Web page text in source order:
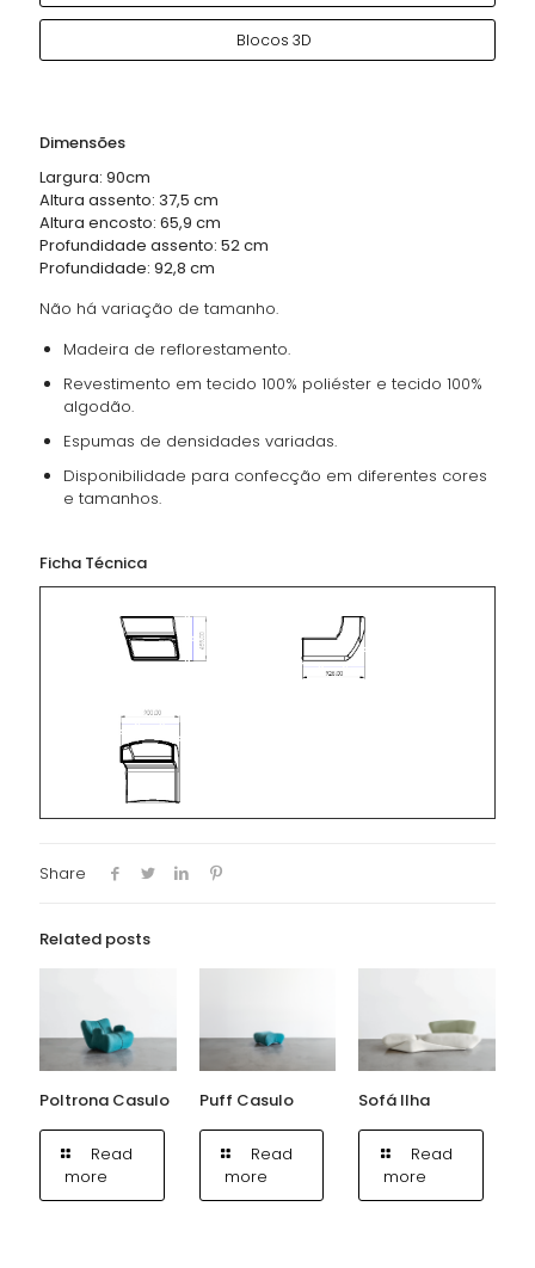
Blocos 3D
Dimensões
Largura: 90cm
Altura assento: 37,5 cm
Altura encosto: 65,9 cm
Profundidade assento: 52 cm
Profundidade: 92,8 cm
Não há variação de tamanho.
Madeira de reflorestamento.
Revestimento em tecido 100% poliéster e tecido 100%
algodão.
Espumas de densidades variadas.
Disponibilidade para confecção em diferentes cores
e tamanhos.
Ficha Técnica
Share
Related posts
Poltrona Casulo
Read
more
Puff Casulo
Read
more
Sofá Ilha
Read
more